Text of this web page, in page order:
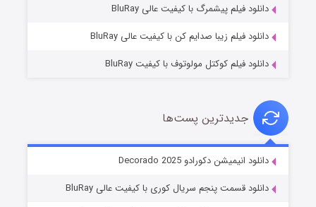
خاندان اژدها فصل ۳
دانلود فیلم پیشمرگ با کیفیت عالی BluRay
دانلود فیلم زیبا صدایم کن با کیفیت عالی BluRay
دانلود فیلم کوکتل مولوتوف با کیفیت BluRay
جدیدترین پست‌ها
دانلود انیمیشن دکورادو Decorado 2025
دانلود قسمت پنجم سریال کوری با کیفیت عالی BluRay